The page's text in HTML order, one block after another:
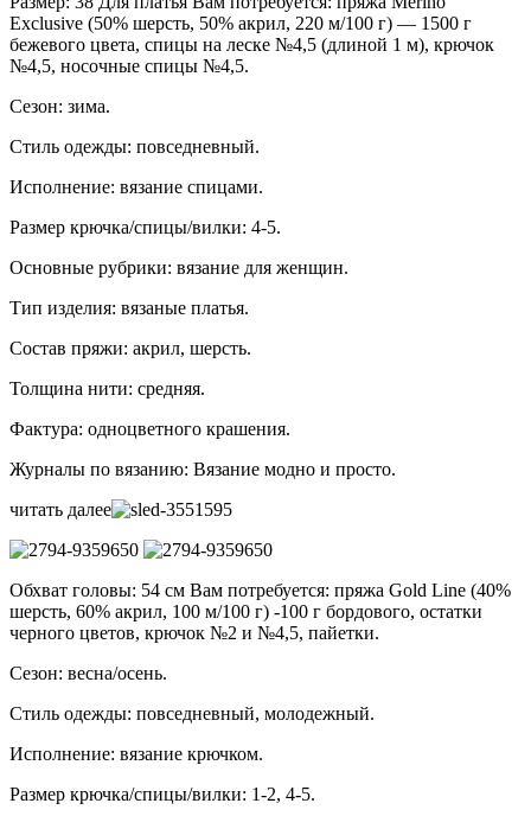
Exclusive (50% шерсть, 50% акрил, 220 м/100 г) — 1500 г
бежевого цвета, спицы на леске №4,5 (длиной 1 м), крючок
№4,5, носочные спицы №4,5.
Сезон: зима.
Стиль одежды: повседневный.
Исполнение: вязание спицами.
Размер крючка/спицы/вилки: 4-5.
Основные рубрики: вязание для женщин.
Тип изделия: вязаные платья.
Состав пряжи: акрил, шерсть.
Толщина нити: средняя.
Фактура: одноцветного крашения.
Журналы по вязанию: Вязание модно и просто.
читать далее
Обхват головы: 54 см Вам потребуется: пряжа Gold Line (40%
шерсть, 60% акрил, 100 м/100 г) -100 г бордового, остатки
черного цветов, крючок №2 и №4,5, пайетки.
Сезон: весна/осень.
Стиль одежды: повседневный, молодежный.
Исполнение: вязание крючком.
Размер крючка/спицы/вилки: 1-2, 4-5.